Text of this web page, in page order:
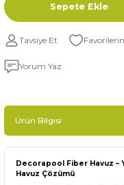
Sepete Ekle
Tavsiye Et
Yorum Yaz
Ürün Bilgisi
Decorapool Fiber Havuz –
Havuz Çözümü